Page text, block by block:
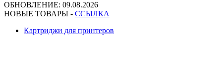
ОБНОВЛЕНИЕ: 09.08.2026
НОВЫЕ ТОВАРЫ - ССЫЛКА
Картриджи для принтеров